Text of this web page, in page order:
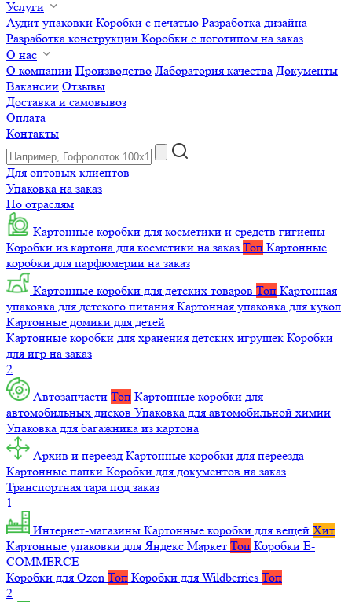
Услуги
Аудит упаковки Коробки с печатью Разработка дизайна
Разработка конструкции Коробки с логотипом на заказ
О нас
О компании Производство Лаборатория качества Документы
Вакансии Отзывы
Доставка и самовывоз
Оплата
Контакты
Для оптовых клиентов
Упаковка на заказ
По отраслям
Картонные коробки для косметики и средств гигиены
Коробки из картона для косметики на заказ Топ Картонные
коробки для парфюмерии на заказ
Картонные коробки для детских товаров Топ Картонная
упаковка для детского питания Картонная упаковка для кукол
Картонные домики для детей
Картонные коробки для хранения детских игрушек Коробки
для игр на заказ
2
Автозапчасти Топ Картонные коробки для
автомобильных дисков Упаковка для автомобильной химии
Упаковка для багажника из картона
Архив и переезд Картонные коробки для переезда
Картонные папки Коробки для документов на заказ
Транспортная тара под заказ
1
Интернет-магазины Картонные коробки для вещей Хит
Картонные упаковки для Яндекс Маркет Топ Коробки E-
COMMERCE
Коробки для Ozon Топ Коробки для Wildberries Топ
2